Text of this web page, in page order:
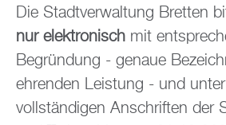
Die Stadtverwaltung Bretten
nur elektronisch mit
Begründung - genaue
ehrenden Leistung - und
vollständigen Anschriften der